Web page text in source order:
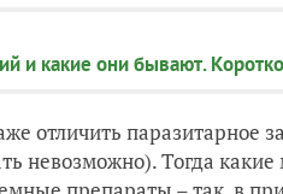
и какие они бывают.
отличить паразитарное
невозможно). Тогда